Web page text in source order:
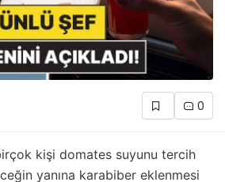
0
kişi domates suyunu tercih
yanına karabiber eklenmesi